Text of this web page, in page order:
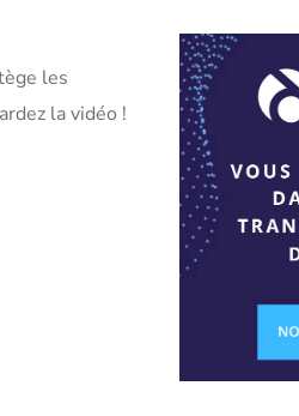
les
la vidéo !